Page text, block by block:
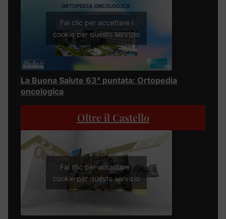
Fai clic per accettare i
cookie per questo servizio
La Buona Salute 63° puntata: Ortopedia
oncologica
Oltre il Castello
Fai clic per accettare i
cookie per questo servizio